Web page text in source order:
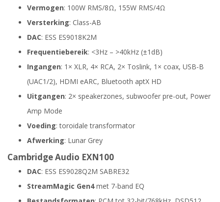
Vermogen: 100W RMS/8Ω, 155W RMS/4Ω
Versterking: Class-AB
DAC: ESS ES9018K2M
Frequentiebereik: <3Hz – >40kHz (±1dB)
Ingangen: 1× XLR, 4× RCA, 2× Toslink, 1× coax, USB-B
(UAC1/2), HDMI eARC, Bluetooth aptX HD
Uitgangen: 2× speakerzones, subwoofer pre-out, Power
Amp Mode
Voeding: toroidale transformator
Afwerking: Lunar Grey
Cambridge Audio EXN100
DAC: ESS ES9028Q2M SABRE32
StreamMagic Gen4met 7-band EQ